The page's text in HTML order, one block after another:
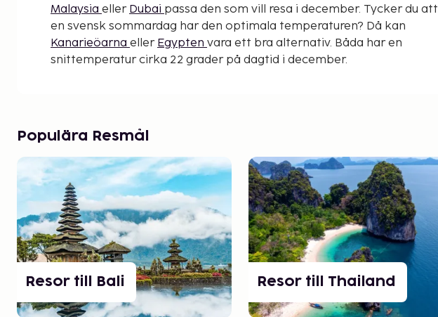
Malaysia eller Dubai passa den som vill resa i december. Tycker du att
en svensk sommardag har den optimala temperaturen? Då kan
Kanarieöarna eller Egypten vara ett bra alternativ. Båda har en
snittemperatur cirka 22 grader på dagtid i december.
Populära Resmål
Resor till Bali Resor till Thailand